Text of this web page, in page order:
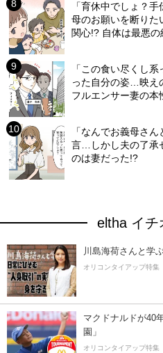
「育休中でしょ？
母のお願いを断りた
関心!? 自体は最悪
「この食い尽くし
った自分の姿…映え
フルエンサー妻の本
「なんでお義母さ
言…しかし夫の了承
のは妻だった!?
eltha イチ
川島海荷さんと学
オリコンタイアップ特集
マクドナルドが40
園」
オリコンタイアップ特集